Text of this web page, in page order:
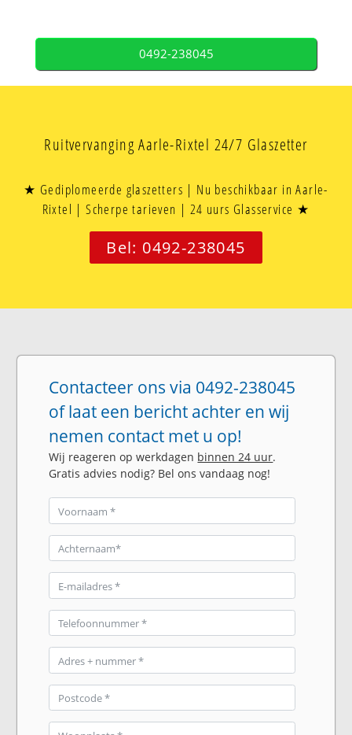
0492-238045
Ruitvervanging Aarle-Rixtel 24/7 Glaszetter
★ Gediplomeerde glaszetters | Nu beschikbaar in Aarle-
Rixtel | Scherpe tarieven | 24 uurs Glasservice ★
Bel: 0492-238045
Contacteer ons via 0492-238045
of laat een bericht achter en wij
nemen contact met u op!
Wij reageren op werkdagen binnen 24 uur.
Gratis advies nodig? Bel ons vandaag nog!